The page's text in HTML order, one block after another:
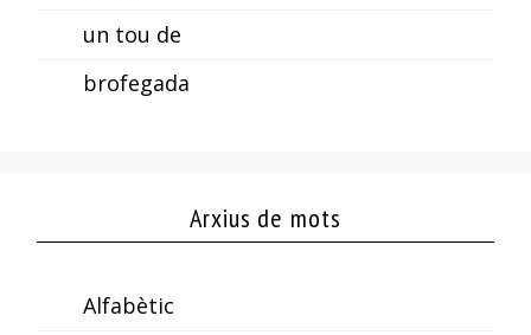
un tou de
brofegada
Arxius de mots
Alfabètic